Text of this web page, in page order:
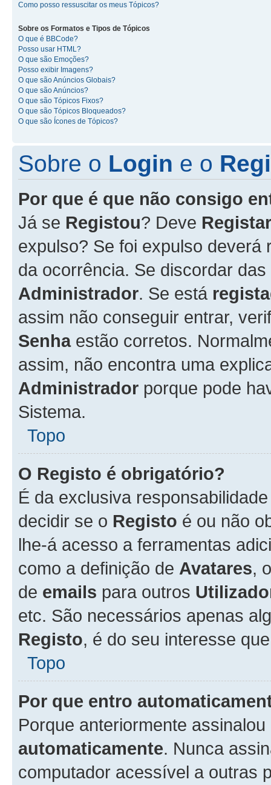
Como posso ressuscitar os meus Tópicos?
Sobre os Formatos e Tipos de Tópicos
O que é BBCode?
Posso usar HTML?
O que são Emoções?
Posso exibir Imagens?
O que são Anúncios Globais?
O que são Anúncios?
O que são Tópicos Fixos?
O que são Tópicos Bloqueados?
O que são Ícones de Tópicos?
Sobre o Login e o
Por que é que não consigo
Já se Registou? Deve
expulso? Se foi expulso
da ocorrência. Se discordar
Administrador. Se está
assim não conseguir entrar,
Senhaestão corretos.
assim, não encontra uma
Administrador porque pode
Sistema.
Topo
O Registo é obrigatório?
É da exclusiva
decidir se o Registo é ou não
lhe-á acesso a ferramentas
como a definição de Avatares,
de emails para outros
etc. São necessários apenas
Registo, é do seu interesse
Topo
Por que entro
Porque anteriormente
automaticamente. Nunca
computador acessível a outras